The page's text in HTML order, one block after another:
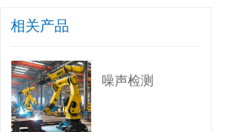
相关产品
噪声检测